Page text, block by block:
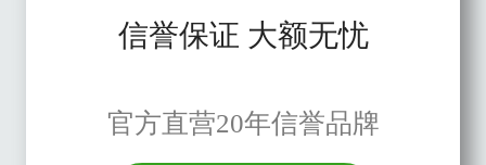
信誉保证 大额无忧
官方直营20年信誉品牌